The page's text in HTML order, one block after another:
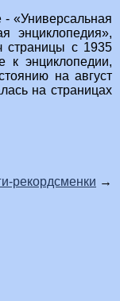
«Универсальная
энциклопедия»,
страницы с 1935
к энциклопедии,
на август
на страницах
рекордсменки →